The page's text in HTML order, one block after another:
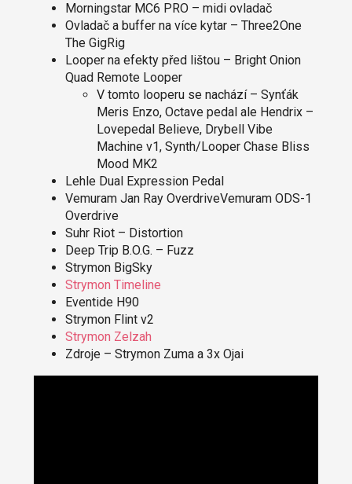
Morningstar MC6 PRO – midi ovladač
Ovladač a buffer na více kytar – Three2One
The GigRig
Looper na efekty před lištou – Bright Onion
Quad Remote Looper
V tomto looperu se nachází – Synťák
Meris Enzo, Octave pedal ale Hendrix –
Lovepedal Believe, Drybell Vibe
Machine v1, Synth/Looper Chase Bliss
Mood MK2
Lehle Dual Expression Pedal
Vemuram Jan Ray OverdriveVemuram ODS-1
Overdrive
Suhr Riot – Distortion
Deep Trip B.O.G. – Fuzz
Strymon BigSky
Strymon Timeline
Eventide H90
Strymon Flint v2
Strymon Zelzah
Zdroje – Strymon Zuma a 3x Ojai